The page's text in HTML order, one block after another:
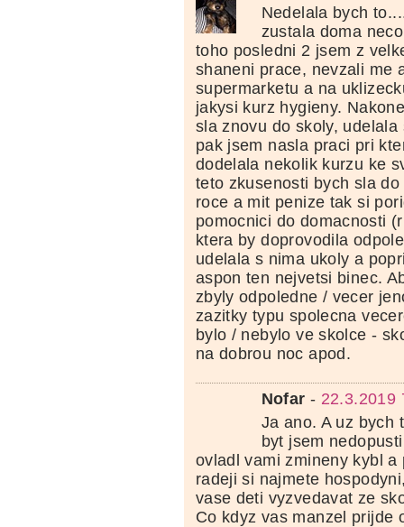
Nedelala bych
zustala doma
toho posledni 2 jsem z
shaneni prace, nevzali me
supermarketu a na
jakysi kurz hygieny.
sla znovu do skoly,
pak jsem nasla praci pri
dodelala nekolik kurzu ke
teto zkusenosti bych sla
roce a mit penize tak si
pomocnici do domacnosti
ktera by doprovodila
udelala s nima ukoly a
aspon ten nejvetsi binec.
zbyly odpoledne / vecer
zazitky typu spolecna
bylo / nebylo ve skolce -
na dobrou noc apod.
Nofar - 22.3.2019
Ja ano. A uz bych
byt jsem
ovladl vami zmineny kybl
radeji si najmete
vase deti vyzvedavat ze
Co kdyz vas manzel prijde